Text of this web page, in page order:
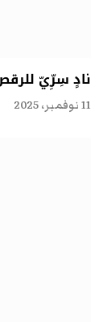
نادٍ سِرِّيّ
11 نوفمبر، 2025